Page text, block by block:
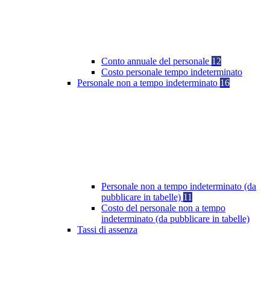
Conto annuale del personale 12
Costo personale tempo indeterminato
Personale non a tempo indeterminato 16
Personale non a tempo indeterminato (da
pubblicare in tabelle) 11
Costo del personale non a tempo
indeterminato (da pubblicare in tabelle)
Tassi di assenza